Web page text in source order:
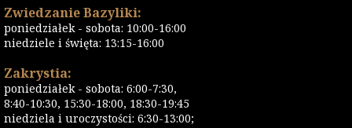
Zwiedzanie Bazyliki:
poniedziałek - sobota: 10:00-16:00
niedziele i święta: 13:15-16:00
Zakrystia:
poniedziałek - sobota: 6:00-7:30,
8:40-10:30, 15:30-18:00, 18:30-19:45
niedziela i uroczystości: 6:30-13:00;